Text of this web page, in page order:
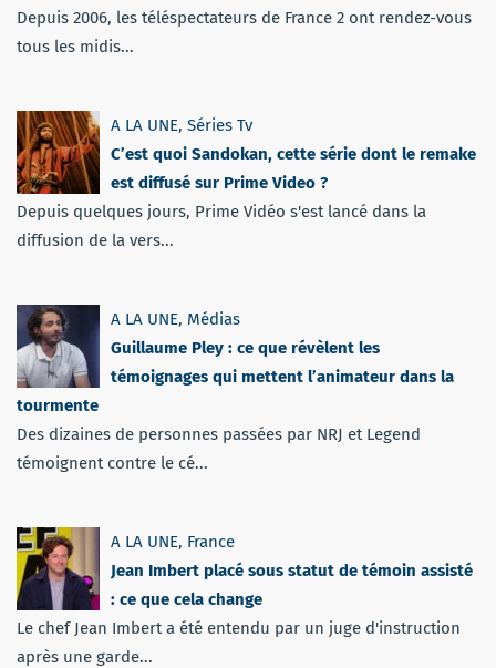
Depuis 2006, les téléspectateurs de France 2 ont rendez-vous
tous les midis...
A LA UNE, Séries Tv
C’est quoi Sandokan, cette série dont le remake
est diffusé sur Prime Video ?
Depuis quelques jours, Prime Vidéo s'est lancé dans la
diffusion de la vers...
A LA UNE, Médias
Guillaume Pley : ce que révèlent les
témoignages qui mettent l’animateur dans la
tourmente
Des dizaines de personnes passées par NRJ et Legend
témoignent contre le cé...
A LA UNE, France
Jean Imbert placé sous statut de témoin assisté
: ce que cela change
Le chef Jean Imbert a été entendu par un juge d'instruction
après une garde...